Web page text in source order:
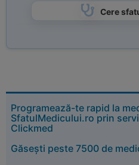
Cere
Programează-te rapid la
SfatulMedicului.ro prin
Clickmed
Găsești peste 7500 de